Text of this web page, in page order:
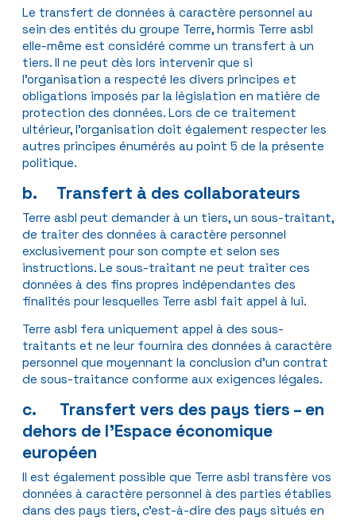
Le transfert de données à caractère personnel au
sein des entités du groupe Terre, hormis Terre asbl
elle-même est considéré comme un transfert à un
tiers. Il ne peut dès lors intervenir que si
l’organisation a respecté les divers principes et
obligations imposés par la législation en matière de
protection des données. Lors de ce traitement
ultérieur, l’organisation doit également respecter les
autres principes énumérés au point 5 de la présente
politique.
b. Transfert à des collaborateurs
Terre asbl peut demander à un tiers, un sous-traitant,
de traiter des données à caractère personnel
exclusivement pour son compte et selon ses
instructions. Le sous-traitant ne peut traiter ces
données à des fins propres indépendantes des
finalités pour lesquelles Terre asbl fait appel à lui.
Terre asbl fera uniquement appel à des sous-
traitants et ne leur fournira des données à caractère
personnel que moyennant la conclusion d’un contrat
de sous-traitance conforme aux exigences légales.
c. Transfert vers des pays tiers – en
dehors de l’Espace économique
européen
Il est également possible que Terre asbl transfère vos
données à caractère personnel à des parties établies
dans des pays tiers, c’est-à-dire des pays situés en